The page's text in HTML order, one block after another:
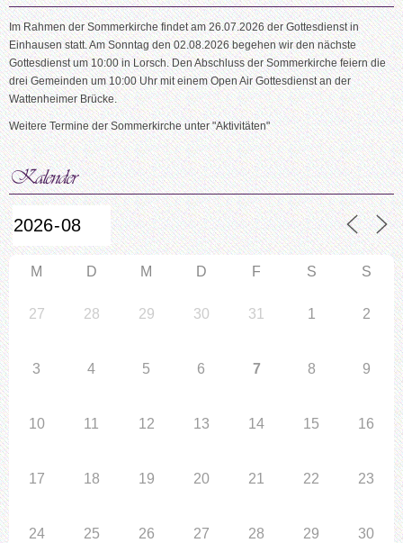
Im Rahmen der Sommerkirche findet am 26.07.2026 der Gottesdienst in
Einhausen statt. Am Sonntag den 02.08.2026 begehen wir den nächste
Gottesdienst um 10:00 in Lorsch. Den Abschluss der Sommerkirche feiern die
drei Gemeinden um 10:00 Uhr mit einem Open Air Gottesdienst an der
Wattenheimer Brücke.
Weitere Termine der Sommerkirche unter "Aktivitäten"
M D M D F S S
27 28 29 30 31 1 2
3 4 5 6 7 8 9
10 11 12 13 14 15 16
17 18 19 20 21 22 23
24 25 26 27 28 29 30